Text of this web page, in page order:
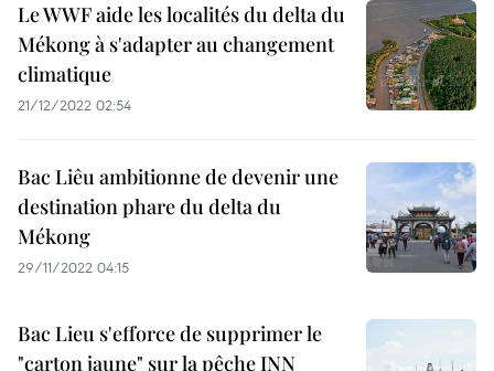
Le WWF aide les localités du delta du
Mékong à s'adapter au changement
climatique
21/12/2022 02:54
Bac Liêu ambitionne de devenir une
destination phare du delta du
Mékong
29/11/2022 04:15
Bac Lieu s'efforce de supprimer le
"carton jaune" sur la pêche INN